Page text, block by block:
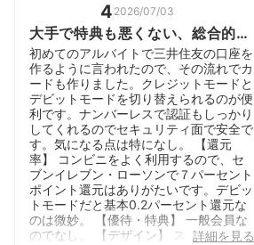
4 2026/07/03
大手で特典も悪くない、総合的に
見て良いカード
初めてのアルバイトで三井住友の口座を
作るように言われたので、その流れでカ
ードも作りました。クレジットモードと
デビットモードを切り替えられるのが便
利です。ナンバーレスで認証もしっかり
してくれるのでセキュリティ面で安全で
す。気になる点は特になし。 【還元
率】 コンビニをよく利用するので、セ
ブンイレブン・ローソンで７パーセント
ポイント還元はありがたいです。デビッ
トモードだと基本0.2パーセント還元な
のは微妙。 【優待・特典】 一般会員な
のでなし。 【デザイン】 スタイリッシ
詳細を見る